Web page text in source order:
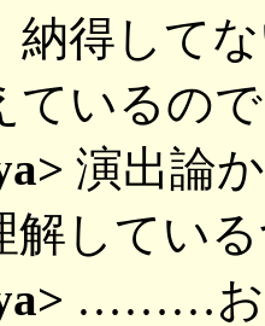
納得して
ているの
演出論
解してい
………お